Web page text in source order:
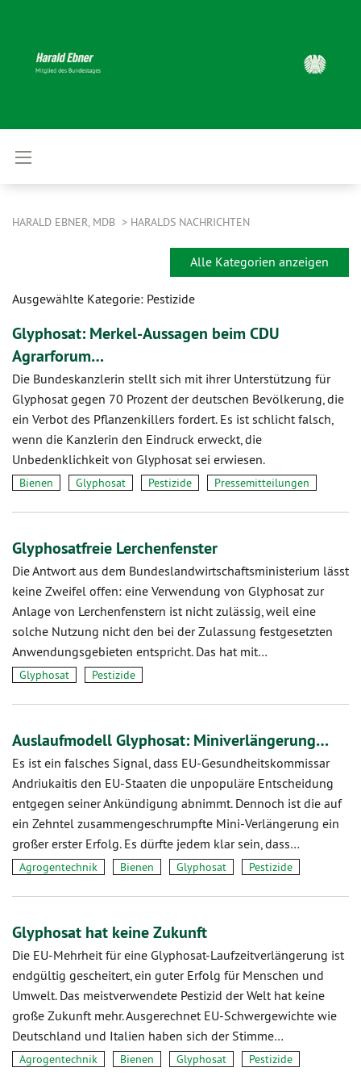
HARALD EBNER, MDB HARALDS NACHRICHTEN
Alle Kategorien anzeigen
Ausgewählte Kategorie: Pestizide
Glyphosat: Merkel-Aussagen beim CDU
Agrarforum…
Die Bundeskanzlerin stellt sich mit ihrer Unterstützung für
Glyphosat gegen 70 Prozent der deutschen Bevölkerung, die
ein Verbot des Pflanzenkillers fordert. Es ist schlicht falsch,
wenn die Kanzlerin den Eindruck erweckt, die
Unbedenklichkeit von Glyphosat sei erwiesen.
Bienen Glyphosat Pestizide Pressemitteilungen
Glyphosatfreie Lerchenfenster
Die Antwort aus dem Bundeslandwirtschaftsministerium lässt
keine Zweifel offen: eine Verwendung von Glyphosat zur
Anlage von Lerchenfenstern ist nicht zulässig, weil eine
solche Nutzung nicht den bei der Zulassung festgesetzten
Anwendungsgebieten entspricht. Das hat mit…
Glyphosat Pestizide
Auslaufmodell Glyphosat: Miniverlängerung…
Es ist ein falsches Signal, dass EU-Gesundheitskommissar
Andriukaitis den EU-Staaten die unpopuläre Entscheidung
entgegen seiner Ankündigung abnimmt. Dennoch ist die auf
ein Zehntel zusammengeschrumpfte Mini-Verlängerung ein
großer erster Erfolg. Es dürfte jedem klar sein, dass…
Agrogentechnik Bienen Glyphosat Pestizide
Glyphosat hat keine Zukunft
Die EU-Mehrheit für eine Glyphosat-Laufzeitverlängerung ist
endgültig gescheitert, ein guter Erfolg für Menschen und
Umwelt. Das meistverwendete Pestizid der Welt hat keine
große Zukunft mehr. Ausgerechnet EU-Schwergewichte wie
Deutschland und Italien haben sich der Stimme…
Agrogentechnik Bienen Glyphosat Pestizide